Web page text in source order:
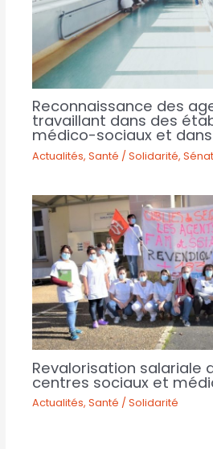
Reconnaissance des
travaillant dans des
médico-sociaux et dans
Actualités,Santé / Solidarité,Sénat
Revalorisation salariale
centres sociaux et
Actualités,Santé / Solidarité